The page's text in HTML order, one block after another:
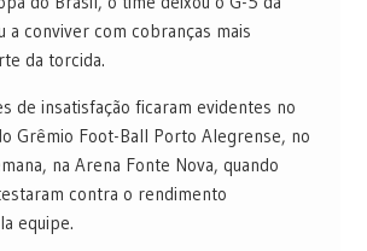
a conviver com cobranças mais
da torcida.
de insatisfação ficaram evidentes no
Grêmio Foot-Ball Porto Alegrense, no
na Arena Fonte Nova, quando
contra o rendimento
equipe.